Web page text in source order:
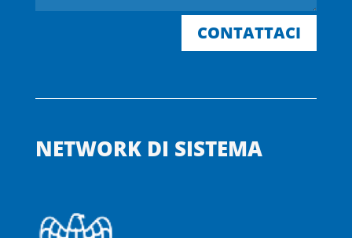
CONTATTACI
NETWORK DI SISTEMA